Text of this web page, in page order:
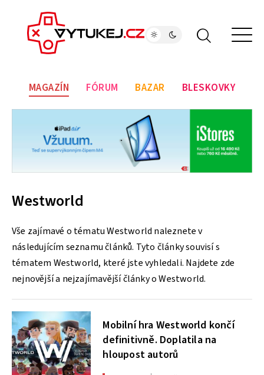
MAGAZÍN FÓRUM BAZAR BLESKOVKY
Westworld
Vše zajímavé o tématu Westworld naleznete v
následujícím seznamu článků. Tyto články souvisí s
tématem Westworld, které jste vyhledali. Najdete zde
nejnovější a nejzajímavější články o Westworld.
Mobilní hra Westworld končí
definitivně. Doplatila na
hloupost autorů